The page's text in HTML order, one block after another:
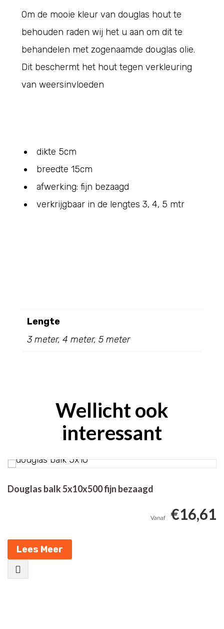
Om de mooie kleur van douglas hout te
behouden raden wij het u aan om dit te
behandelen met zogenaamde douglas olie.
Dit beschermt het hout tegen verkleuring
van weersinvloeden
dikte 5cm
breedte 15cm
afwerking: fijn bezaagd
verkrijgbaar in de lengtes 3, 4, 5 mtr
Lengte
3 meter, 4 meter, 5 meter
Wellicht ook
interessant
Douglas balk 5x10x500 fijn bezaagd
€16,61
Lees Meer